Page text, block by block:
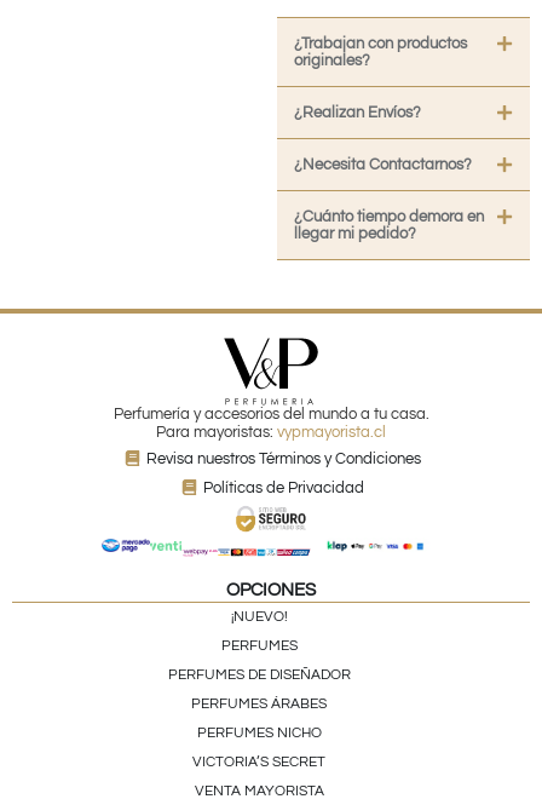
¿Trabajan con productos
originales?
¿Realizan Envíos?
¿Necesita Contactarnos?
¿Cuánto tiempo demora en
llegar mi pedido?
Perfumería y accesorios del mundo a tu casa.
Para mayoristas: vypmayorista.cl
Revisa nuestros Términos y Condiciones
Políticas de Privacidad
OPCIONES
¡NUEVO!
PERFUMES
PERFUMES DE DISEÑADOR
PERFUMES ÁRABES
PERFUMES NICHO
VICTORIA’S SECRET
VENTA MAYORISTA